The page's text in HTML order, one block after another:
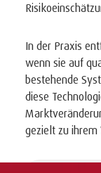
In der Praxis
wenn sie auf
bestehende
diese
gezielt zu ihrem